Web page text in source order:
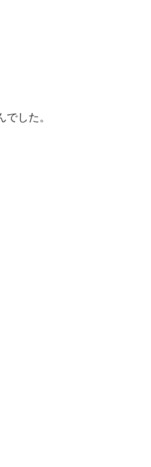
した。